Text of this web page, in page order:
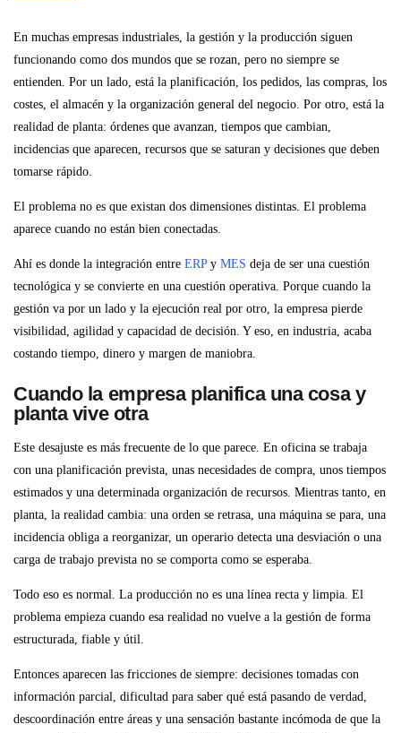
En muchas empresas industriales, la gestión y la producción siguen
funcionando como dos mundos que se rozan, pero no siempre se
entienden. Por un lado, está la planificación, los pedidos, las compras, los
costes, el almacén y la organización general del negocio. Por otro, está la
realidad de planta: órdenes que avanzan, tiempos que cambian,
incidencias que aparecen, recursos que se saturan y decisiones que deben
tomarse rápido.
El problema no es que existan dos dimensiones distintas. El problema
aparece cuando no están bien conectadas.
Ahí es donde la integración entre ERPy MES deja de ser una cuestión
tecnológica y se convierte en una cuestión operativa. Porque cuando la
gestión va por un lado y la ejecución real por otro, la empresa pierde
visibilidad, agilidad y capacidad de decisión. Y eso, en industria, acaba
costando tiempo, dinero y margen de maniobra.
Cuando la empresa planifica una cosa y
planta vive otra
Este desajuste es más frecuente de lo que parece. En oficina se trabaja
con una planificación prevista, unas necesidades de compra, unos tiempos
estimados y una determinada organización de recursos. Mientras tanto, en
planta, la realidad cambia: una orden se retrasa, una máquina se para, una
incidencia obliga a reorganizar, un operario detecta una desviación o una
carga de trabajo prevista no se comporta como se esperaba.
Todo eso es normal. La producción no es una línea recta y limpia. El
problema empieza cuando esa realidad no vuelve a la gestión de forma
estructurada, fiable y útil.
Entonces aparecen las fricciones de siempre: decisiones tomadas con
información parcial, dificultad para saber qué está pasando de verdad,
descoordinación entre áreas y una sensación bastante incómoda de que la